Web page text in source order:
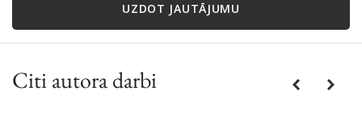
UZDOT JAUTĀJUMU
Citi autora darbi PreviousNext